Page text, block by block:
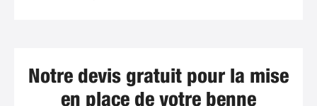
Notre devis gratuit pour la mise
en place de votre benne